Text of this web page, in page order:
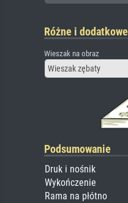
Różne i dodatkowe
Wieszak na obraz
Wieszak zębaty
Podsumowanie
Druk i nośnik
Wykończenie
Rama na płótno